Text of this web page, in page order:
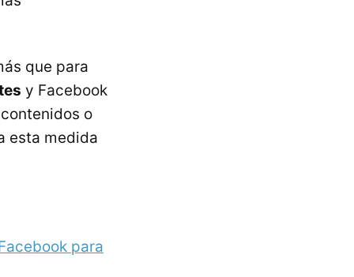
que para
y Facebook
o
esta medida
para